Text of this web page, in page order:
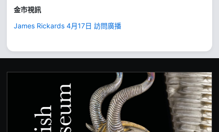
金市視訊
James Rickards 4月17日 訪問廣播